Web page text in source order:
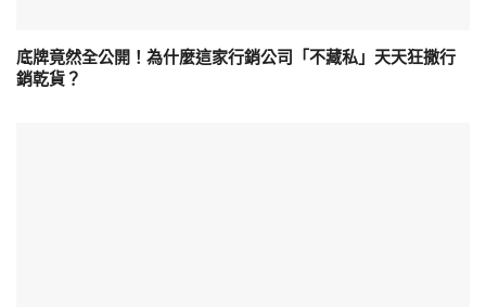
底牌竟然全公開！為什麼這家行銷公司「不藏私」天天狂撒行
銷乾貨？